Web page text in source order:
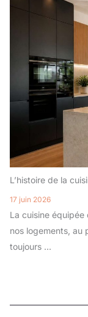
L’histoire de la
17 juin 2026
La cuisine équipée
nos logements, au
toujours ...